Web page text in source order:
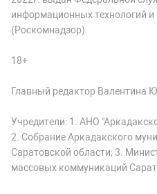
информационных технологий
(Роскомнадзор).
18+
Главный редактор Валентина
Учредители: 1. АНО
2. Собрание Аркадакского
Саратовской области; 3.
массовых коммуникаций